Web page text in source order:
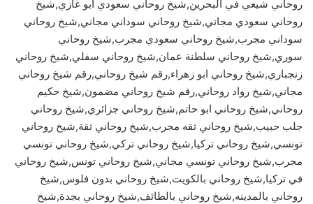
روحاني شيعي في البحرين,شيخ روحاني سعودي ابو غازي,شيخ
روحاني سعودي مجاني,شيخ روحاني سوداني مجاني,شيخ روحاني
سوداني مجرب,شيخ روحاني سعودي مجرب,شيخ روحاني
سوري,شيخ روحاني سلطنة عمان,شيخ روحاني سفلي,شيخ روحاني
زنجباري,شيخ روحاني ابو زهراء,رقم شيخ روحاني,رقم شيخ روحاني
مجاني,شيخ رواد روحاني,رقم شيخ روحاني مضمون,شيخ حكيم
روحاني,شيخ روحاني ابو حاتم,شيخ روحاني جزائري,شيخ روحاني
جلب حبيب,شيخ روحاني ثقه مجرب,شيخ روحاني ثقة,شيخ روحاني
تونسي,شيخ روحاني تركيا,شيخ روحاني تركي,شيخ روحاني تونسي
مجرب,شيخ روحاني تونسي مجاني,شيخ روحاني تونس,شيخ روحاني
في تركيا,شيخ روحاني بالكويت,شيخ روحاني بدون فلوس,شيخ
روحاني بالمدينه,شيخ روحاني بالطائف,شيخ روحاني بجدة,شيخ